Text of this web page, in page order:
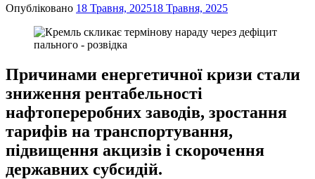
Опубліковано 18 Травня, 202518 Травня, 2025
Причинами енергетичної кризи стали
зниження рентабельності
нафтопереробних заводів, зростання
тарифів на транспортування,
підвищення акцизів і скорочення
державних субсидій.